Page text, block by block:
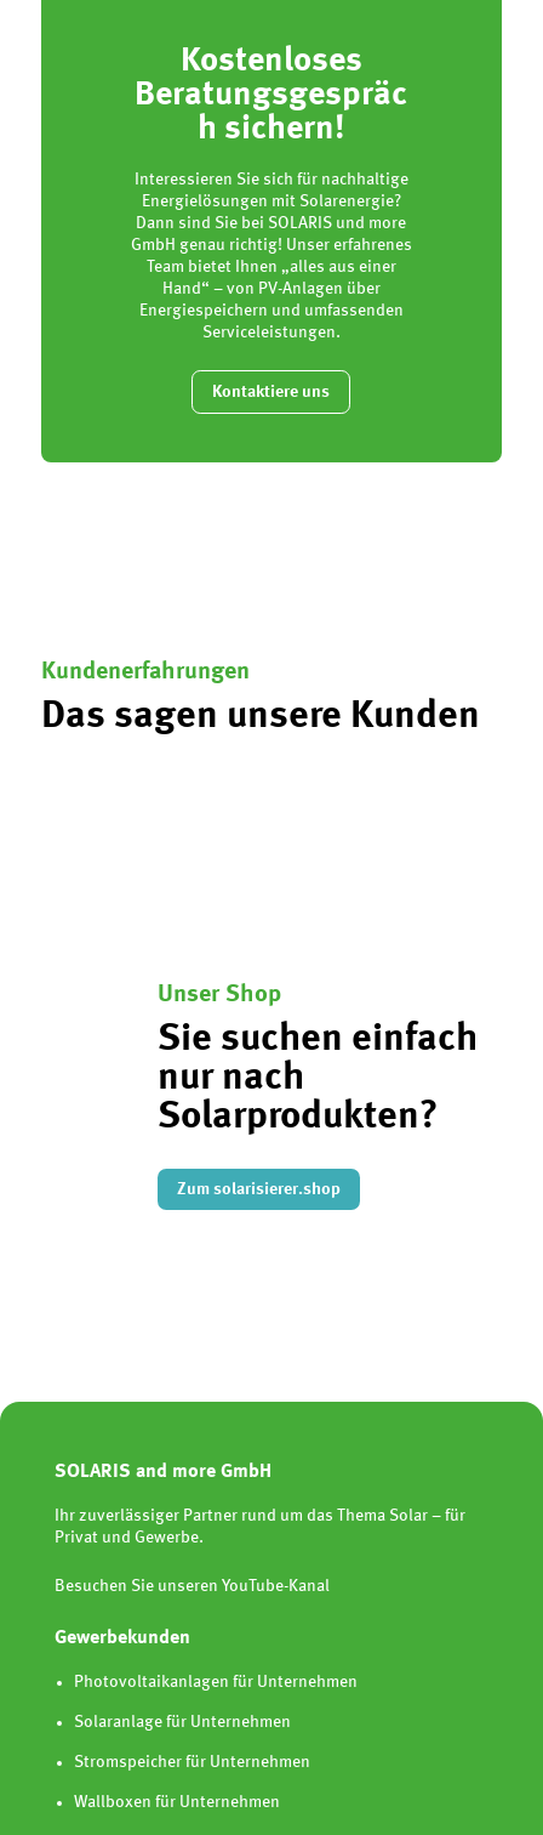
Kostenloses
Beratungsgespräc
h sichern!
Interessieren Sie sich für nachhaltige
Energielösungen mit Solarenergie?
Dann sind Sie bei SOLARIS und more
GmbH genau richtig! Unser erfahrenes
Team bietet Ihnen „alles aus einer
Hand“ – von PV-Anlagen über
Energiespeichern und umfassenden
Serviceleistungen.
Kontaktiere uns
Kundenerfahrungen
Das sagen unsere Kunden
Unser Shop
Sie suchen einfach
nur nach
Solarprodukten?
Zum solarisierer.shop
SOLARIS and more GmbH
Ihr zuverlässiger Partner rund um das Thema Solar – für
Privat und Gewerbe.
Besuchen Sie unseren YouTube-Kanal
Gewerbekunden
Photovoltaikanlagen für Unternehmen
Solaranlage für Unternehmen
Stromspeicher für Unternehmen
Wallboxen für Unternehmen